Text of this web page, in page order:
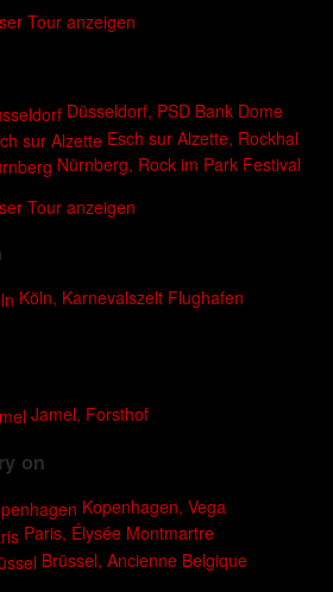
Tour anzeigen
Düsseldorf, PSD Bank Dome
Esch sur Alzette, Rockhal
Nürnberg, Rock im Park Festival
Tour anzeigen
Köln, Karnevalszelt Flughafen
Jamel, Forsthof
on
Kopenhagen, Vega
Paris, Élysée Montmartre
Brüssel, Ancienne Belgique